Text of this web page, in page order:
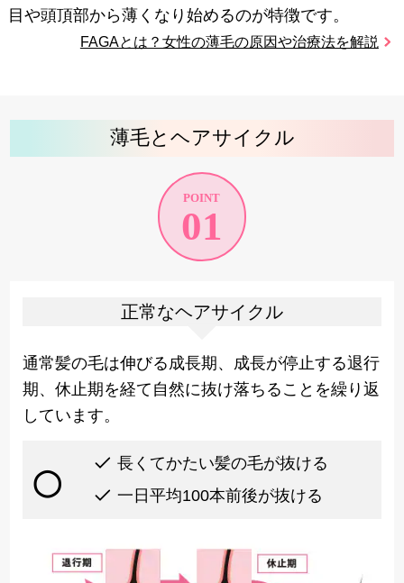
目や頭頂部から薄くなり始めるのが特徴です。
FAGAとは？女性の薄毛の原因や治療法を解説
薄毛とヘアサイクル
POINT
01
正常なヘアサイクル
通常髪の毛は伸びる成長期、成長が停止する退行
期、休止期を経て自然に抜け落ちることを繰り返
しています。
長くてかたい髪の毛が抜ける
一日平均100本前後が抜ける